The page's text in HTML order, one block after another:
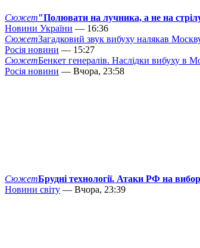
Сюжет"Полювати на лучника, а не на
Новини України — 16:36
СюжетЗагадковий звук вибуху налякав
Росія новини — 15:27
СюжетБенкет генералів. Наслідки вибуху в
Росія новини — Вчора, 23:58
СюжетБрудні технології. Атаки РФ на
Новини світу — Вчора, 23:39